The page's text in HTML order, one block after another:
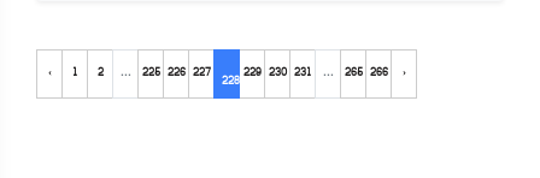
‹ 1 2 ... 225 226 227 228229 230 231 ... 265 266 ›